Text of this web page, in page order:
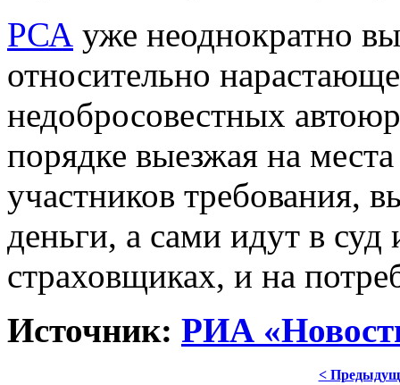
РСА уже неоднократно
относительно
недобросовестных
порядке выезжая на
участников требования,
деньги, а сами идут в
страховщиках, и на
Источник: РИА
<